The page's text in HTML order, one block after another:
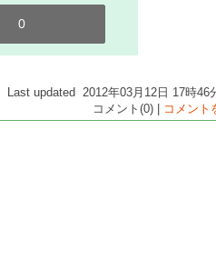
0
Last updated 2012年03月12日 17時46
コメント(0) |
コメント